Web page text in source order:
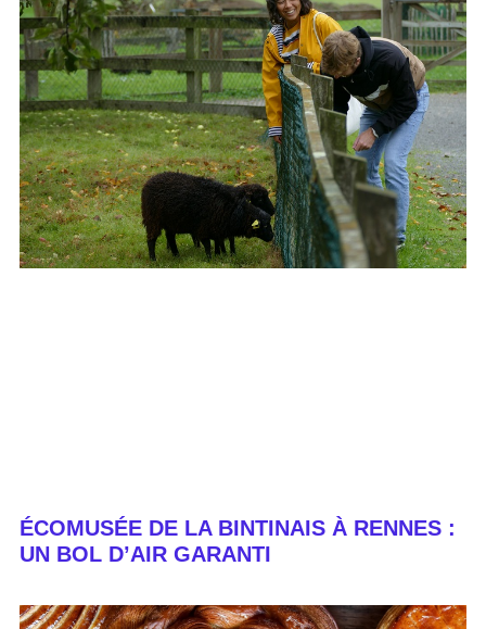
ÉCOMUSÉE DE LA BINTINAIS À RENNES :
UN BOL D’AIR GARANTI